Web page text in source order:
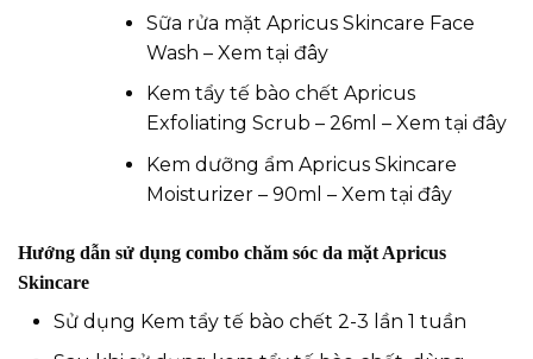
Sữa rửa mặt Apricus Skincare Face
Wash – Xem tại đây
Kem tẩy tế bào chết Apricus
Exfoliating Scrub – 26ml – Xem tại đây
Kem dưỡng ẩm Apricus Skincare
Moisturizer – 90ml – Xem tại đây
Hướng dẫn sử dụng combo chăm sóc da mặt Apricus
Skincare
Sử dụng Kem tẩy tế bào chết 2-3 lần 1 tuần